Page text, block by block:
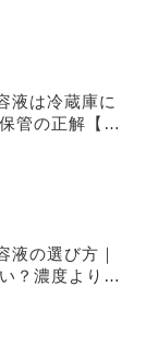
液は冷蔵庫に
管の正解【ラ
液の選び方｜
？濃度より大